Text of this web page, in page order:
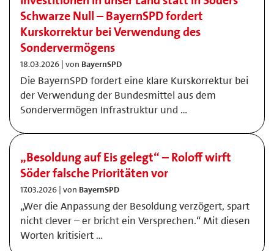
Schwarze Null – BayernSPD fordert
Kurskorrektur bei Verwendung des
Sondervermögens
18.03.2026 | von BayernSPD
Die BayernSPD fordert eine klare Kurskorrektur bei
der Verwendung der Bundesmittel aus dem
Sondervermögen Infrastruktur und …
„Besoldung auf Eis gelegt“ – Roloff wirft
Söder falsche Prioritäten vor
17.03.2026 | von BayernSPD
„Wer die Anpassung der Besoldung verzögert, spart
nicht clever – er bricht ein Versprechen.“ Mit diesen
Worten kritisiert …